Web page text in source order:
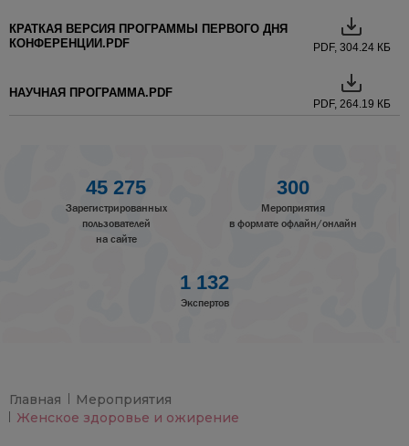
КРАТКАЯ ВЕРСИЯ ПРОГРАММЫ ПЕРВОГО ДНЯ
КОНФЕРЕНЦИИ.PDF
PDF, 304.24 КБ
НАУЧНАЯ ПРОГРАММА.PDF
PDF, 264.19 КБ
45 275
Зарегистрированных
пользователей
на сайте
300
Мероприятия
в формате офлайн/онлайн
1 132
Экспертов
Главная
Мероприятия
Женское здоровье и ожирение